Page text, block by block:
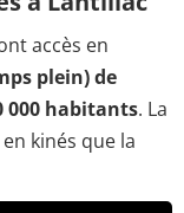
accès en
plein) de
000 habitants. La
kinés que la